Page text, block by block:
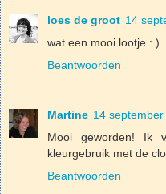
loes de groot 14
wat een mooi lootje : )
Beantwoorden
Martine 14
Mooi geworden! Ik
kleurgebruik met de
Beantwoorden